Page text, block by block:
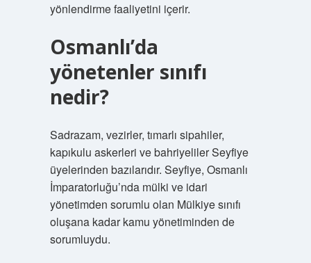
yönlendirme faaliyetini içerir.
Osmanlı’da
yönetenler sınıfı
nedir?
Sadrazam, vezirler, tımarlı sipahiler,
kapıkulu askerleri ve bahriyeliler Seyfiye
üyelerinden bazılarıdır. Seyfiye, Osmanlı
İmparatorluğu’nda mülki ve idari
yönetimden sorumlu olan Mülkiye sınıfı
oluşana kadar kamu yönetiminden de
sorumluydu.